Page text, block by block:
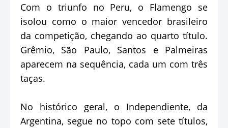
Com o triunfo no Peru, o Flamengo se
isolou como o maior vencedor brasileiro
da competição, chegando ao quarto título.
Grêmio, São Paulo, Santos e Palmeiras
aparecem na sequência, cada um com três
taças.
No histórico geral, o Independiente, da
Argentina, segue no topo com sete títulos,